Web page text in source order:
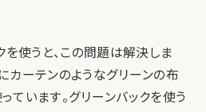
使うと、この問題は解決しま
カーテンのようなグリーンの布
ています。グリーンバックを使う